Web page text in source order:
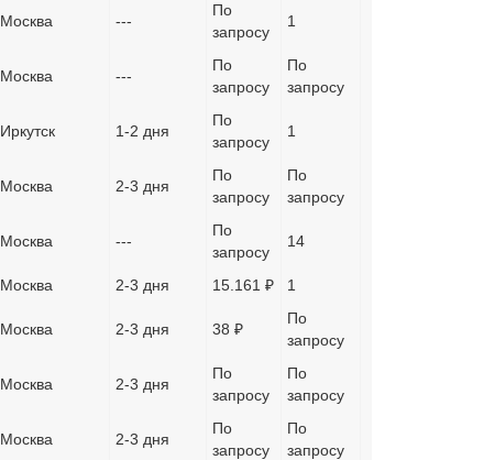
Москва ---
По
запросу
1
Москва ---
По
запросу
По
запросу
Иркутск 1-2 дня
По
запросу
1
Москва 2-3 дня
По
запросу
По
запросу
Москва ---
По
запросу
14
Москва 2-3 дня 15.161 ₽ 1
Москва 2-3 дня 38 ₽
По
запросу
Москва 2-3 дня
По
запросу
По
запросу
Москва 2-3 дня
По
запросу
По
запросу